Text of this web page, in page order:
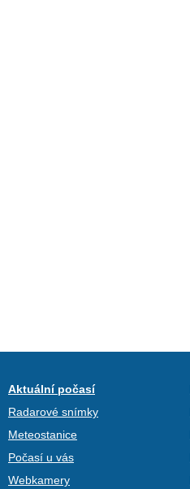
Aktuální počasí
Radarové snímky
Meteostanice
Počasí u vás
Webkamery